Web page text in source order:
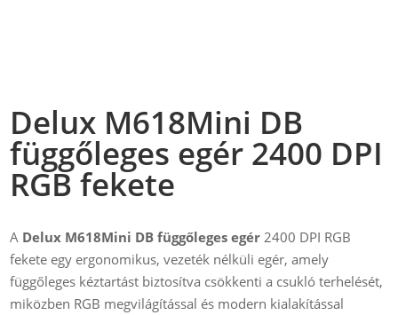
Delux M618Mini DB
függőleges egér 2400 DPI
RGB fekete
A Delux M618Mini DB függőleges egér 2400 DPI RGB
fekete egy ergonomikus, vezeték nélküli egér, amely
függőleges kéztartást biztosítva csökkenti a csukló terhelését,
miközben RGB megvilágítással és modern kialakítással